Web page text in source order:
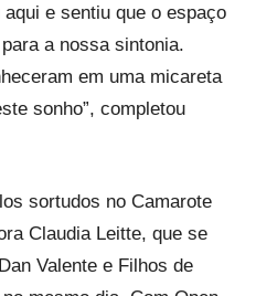
aqui e sentiu que o espaço
a nossa sintonia.
em uma micareta
sonho”, completou
sortudos no Camarote
Claudia Leitte, que se
Valente e Filhos de